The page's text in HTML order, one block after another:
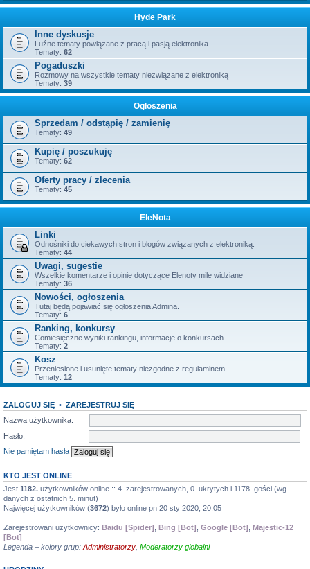
Hyde Park
Inne dyskusje
Luźne tematy powiązane z pracą i pasją elektronika
Tematy: 62
Pogaduszki
Rozmowy na wszystkie tematy niezwiązane z elektroniką
Tematy: 39
Ogłoszenia
Sprzedam / odstąpię / zamienię
Tematy: 49
Kupię / poszukuję
Tematy: 62
Oferty pracy / zlecenia
Tematy: 45
EleNota
Linki
Odnośniki do ciekawych stron i blogów związanych z elektroniką.
Tematy: 44
Uwagi, sugestie
Wszelkie komentarze i opinie dotyczące Elenoty mile widziane
Tematy: 36
Nowości, ogłoszenia
Tutaj będą pojawiać się ogłoszenia Admina.
Tematy: 6
Ranking, konkursy
Comiesięczne wyniki rankingu, informacje o konkursach
Tematy: 2
Kosz
Przeniesione i usunięte tematy niezgodne z regulaminem.
Tematy: 12
ZALOGUJ SIĘ • ZAREJESTRUJ SIĘ
Nazwa użytkownika:
Hasło:
Nie pamiętam hasła
KTO JEST ONLINE
Jest 1182. użytkowników online :: 4. zarejestrowanych, 0. ukrytych i 1178. gości (wg
danych z ostatnich 5. minut)
Najwięcej użytkowników (3672) było online pn 20 sty 2020, 20:05
Zarejestrowani użytkownicy: Baidu [Spider] Bing [Bot] Google [Bot] Majestic-12
[Bot]
Legenda – kolory grup: Administratorzy Moderatorzy globalni